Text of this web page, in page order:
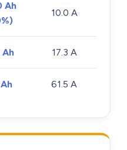
Ah
10.0 A
17.3 A
61.5 A